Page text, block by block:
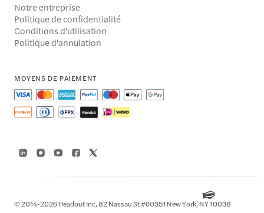
Notre entreprise
Politique de confidentialité
Conditions d'utilisation
Politique d'annulation
MOYENS DE PAIEMENT
© 2014-2026 Headout Inc, 82 Nassau St #60351 New York, NY 10038